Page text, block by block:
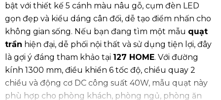
bật với thiết kế 5 cánh màu nâu gỗ, cụm đèn LED
gọn đẹp và kiểu dáng cân đối, dễ tạo điểm nhấn cho
không gian sống. Nếu bạn đang tìm một mẫu quạt
trần hiện đại, dễ phối nội thất và sử dụng tiện lợi, đây
là gợi ý đáng tham khảo tại 127 HOME. Với đường
kính 1300 mm, điều khiển 6 tốc độ, chiều quay 2
chiều và động cơ DC công suất 40W, mẫu quạt này
phù hợp cho phòng khách, phòng ngủ, phòng ăn